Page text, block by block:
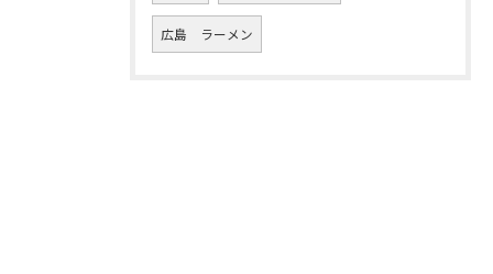
広島 ラーメン